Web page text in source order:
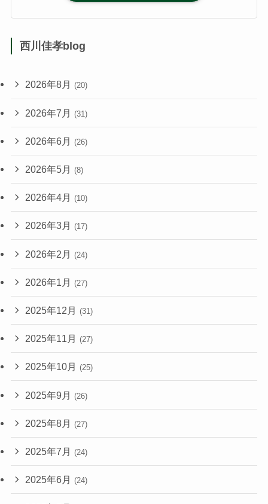
西川佳孝blog
2026年8月 (20)
2026年7月 (31)
2026年6月 (26)
2026年5月 (8)
2026年4月 (10)
2026年3月 (17)
2026年2月 (24)
2026年1月 (27)
2025年12月 (31)
2025年11月 (27)
2025年10月 (25)
2025年9月 (26)
2025年8月 (27)
2025年7月 (24)
2025年6月 (24)